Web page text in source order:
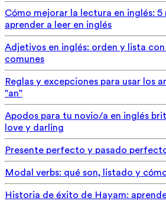
Cómo mejorar la lectura en inglés: 5
aprender a leer en inglés
Adjetivos en inglés: orden y lista
comunes
Reglas y excepciones para usar los
"an"
Apodos para tu novio/a en inglés
love y darling
Presente perfecto y pasado
Modal verbs: qué son, listado y
Historia de éxito de Hayam: